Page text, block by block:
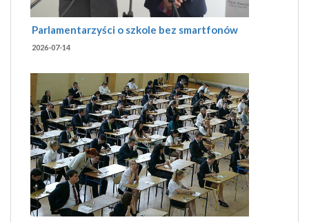
Parlamentarzyści o szkole bez smartfonów
2026-07-14